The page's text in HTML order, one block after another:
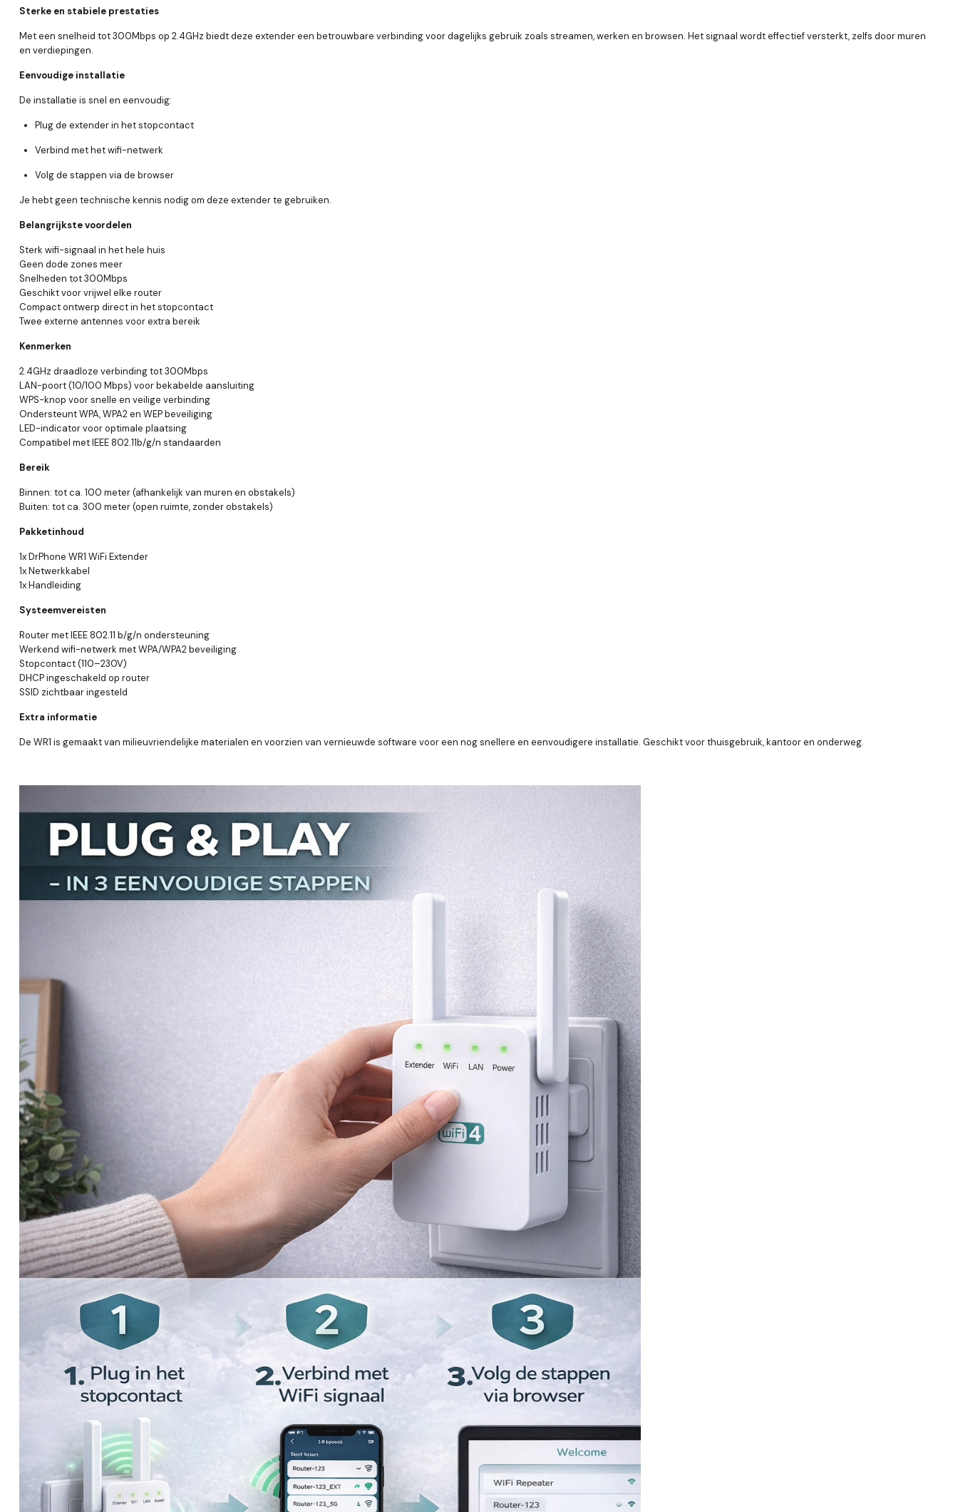
Sterke en stabiele prestaties
Met een snelheid tot 300Mbps op 2.4GHz biedt deze extender een betrouwbare verbinding voor dagelijks gebruik zoals streamen, werken en browsen. Het signaal wordt effectief versterkt, zelfs door muren
en verdiepingen.
Eenvoudige installatie
De installatie is snel en eenvoudig:
Plug de extender in het stopcontact
Verbind met het wifi-netwerk
Volg de stappen via de browser
Je hebt geen technische kennis nodig om deze extender te gebruiken.
Belangrijkste voordelen
Sterk wifi-signaal in het hele huis
Geen dode zones meer
Snelheden tot 300Mbps
Geschikt voor vrijwel elke router
Compact ontwerp direct in het stopcontact
Twee externe antennes voor extra bereik
Kenmerken
2.4GHz draadloze verbinding tot 300Mbps
LAN-poort (10/100 Mbps) voor bekabelde aansluiting
WPS-knop voor snelle en veilige verbinding
Ondersteunt WPA, WPA2 en WEP beveiliging
LED-indicator voor optimale plaatsing
Compatibel met IEEE 802.11b/g/n standaarden
Bereik
Binnen: tot ca. 100 meter (afhankelijk van muren en obstakels)
Buiten: tot ca. 300 meter (open ruimte, zonder obstakels)
Pakketinhoud
1x DrPhone WR1 WiFi Extender
1x Netwerkkabel
1x Handleiding
Systeemvereisten
Router met IEEE 802.11 b/g/n ondersteuning
Werkend wifi-netwerk met WPA/WPA2 beveiliging
Stopcontact (110–230V)
DHCP ingeschakeld op router
SSID zichtbaar ingesteld
Extra informatie
De WR1 is gemaakt van milieuvriendelijke materialen en voorzien van vernieuwde software voor een nog snellere en eenvoudigere installatie. Geschikt voor thuisgebruik, kantoor en onderweg.